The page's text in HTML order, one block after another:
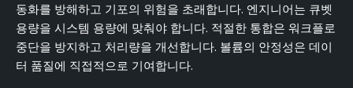
동화를 방해하고 기포의 위험을 초래합니다. 엔지니어는 큐벳
용량을 시스템 용량에 맞춰야 합니다. 적절한 통합은 워크플로
중단을 방지하고 처리량을 개선합니다. 볼륨의 안정성은 데이
터 품질에 직접적으로 기여합니다.